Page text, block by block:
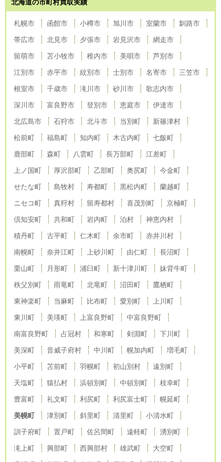
北海道の市町村買取実績
札幌市 函館市 小樽市 旭川市 室蘭市 釧路市
帯広市 北見市 夕張市 岩見沢市 網走市
留萌市 苫小牧市 稚内市 美唄市 芦別市
江別市 赤平市 紋別市 士別市 名寄市 三笠市
根室市 千歳市 滝川市 砂川市 歌志内市
深川市 富良野市 登別市 恵庭市 伊達市
北広島市 石狩市 北斗市 当別町 新篠津村
松前町 福島町 知内町 木古内町 七飯町
鹿部町 森町 八雲町 長万部町 江差町
上ノ国町 厚沢部町 乙部町 奥尻町 今金町
せたな町 島牧村 寿都町 黒松内町 蘭越町
ニセコ町 真狩村 留寿都村 喜茂別町 京極町
倶知安町 共和町 岩内町 泊村 神恵内村
積丹町 古平町 仁木町 余市町 赤井川村
南幌町 奈井江町 上砂川町 由仁町 長沼町
栗山町 月形町 浦臼町 新十津川町 妹背牛町
秩父別町 雨竜町 北竜町 沼田町 鷹栖町
東神楽町 当麻町 比布町 愛別町 上川町
東川町 美瑛町 上富良野町 中富良野町
南富良野町 占冠村 和寒町 剣淵町 下川町
美深町 音威子府村 中川町 幌加内町 増毛町
小平町 苫前町 羽幌町 初山別村 遠別町
天塩町 猿払村 浜頓別町 中頓別町 枝幸町
豊富町 礼文町 利尻町 利尻富士町 幌延町
美幌町 津別町 斜里町 清里町 小清水町
訓子府町 置戸町 佐呂間町 遠軽町 湧別町
滝上町 興部町 西興部村 雄武町 大空町